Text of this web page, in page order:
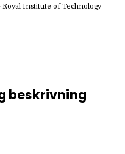
Royal Institute of Technology
beskrivning